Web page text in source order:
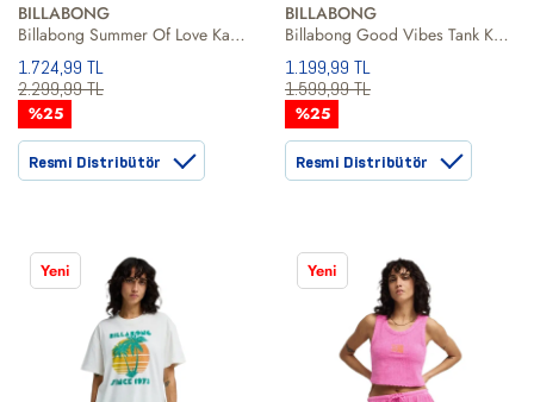
BILLABONG
Billabong Summer Of Love Kadın Pembe Tişört
1.724,99 TL
2.299,99 TL
%25
Resmi Distribütör
BILLABONG
Billabong Good Vibes Tank Kadın Turuncu Atlet
1.199,99 TL
1.599,99 TL
%25
Resmi Distribütör
Yeni Yeni